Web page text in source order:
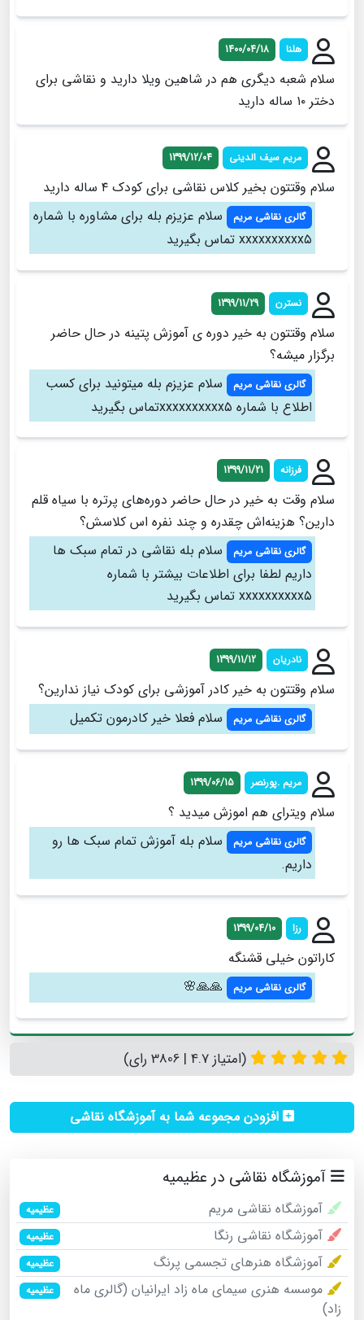
هلنا 1400/04/18
سلام شعبه دیگری هم در شاهین ویلا دارید و نقاشی برای
دختر ۱۰ ساله دارید
مریم سیف الدینی 1399/12/04
سلام وقتتون بخیر کلاس نقاشی برای کودک ۴ ساله دارید
گالری نقاشی مریم
سلام عزیزم بله برای مشاوره با شماره
xxxxxxxxxx۵ تماس بگیرید
نسترن 1399/11/29
سلام وقتتون به خیر دوره ی آموزش پتینه در حال حاضر
برگزار میشه؟
گالری نقاشی مریم
سلام عزیزم بله میتونید برای کسب
اطلاع با شماره xxxxxxxxxx۵تماس بگیرید
فرزانه 1399/11/21
سلام وقت به خیر در حال حاضر دوره‌های پرتره با سیاه قلم
دارین؟ هزینه‌اش چقدره و چند نفره اس کلاسش؟
گالری نقاشی مریم
سلام بله نقاشی در تمام سبک ها
داریم لطفا برای اطلاعات بیشتر با شماره
xxxxxxxxxx۵ تماس بگیرید
نادریان 1399/11/12
سلام وقتتون به خیر کادر آموزشی برای کودک نیاز ندارین؟
گالری نقاشی مریم سلام فعلا خیر کادرمون تکمیل
مریم .پورنصر 1399/06/15
سلام ویترای هم اموزش میدید ؟
گالری نقاشی مریم
سلام بله آموزش تمام سبک ها رو
داریم.
رزا 1399/04/10
کاراتون خیلی قشنگه
گالری نقاشی مریم 🙏🙏🌸
(امتیاز 4.7 | 3806 رای)
افزودن مجموعه شما به آموزشگاه نقاشی
آموزشگاه نقاشی در عظیمیه
آموزشگاه نقاشی مریم عظیمیه
آموزشگاه نقاشی رنگا عظیمیه
آموزشگاه هنرهای تجسمی پرنگ عظیمیه
موسسه هنری سیمای ماه زاد ایرانیان (گالری ماه
زاد)
عظیمیه